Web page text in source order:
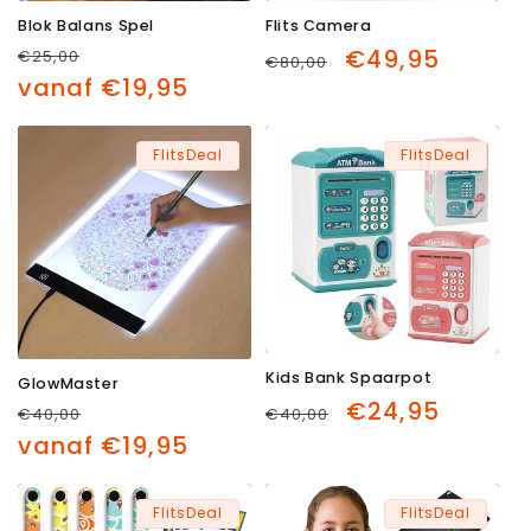
e
:
Blok Balans Spel
Normale
prijs
€25,00
vanaf €19,95
Flits Camera
Normale
€80,00 Aanbiedingsprijs
€49,95
FlitsDeal
GlowMaster
Normale
prijs
€40,00
vanaf €19,95
FlitsDeal
Kids Bank Spaarpot
Normale
€40,00 Aanbiedingsprijs
€24,95
FlitsDeal FlitsDeal